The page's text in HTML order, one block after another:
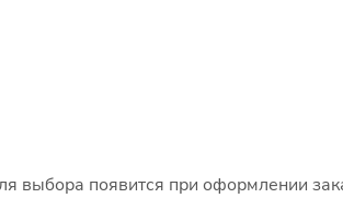
выбора появится при оформлении